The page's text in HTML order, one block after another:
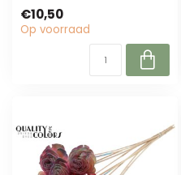
realistische b...
€10,50
Op voorraad